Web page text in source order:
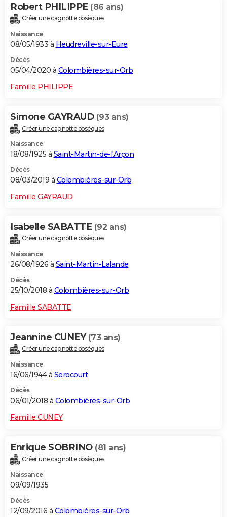
Robert PHILIPPE (86 ans)
Créer une cagnotte obsèques
Naissance
08/05/1933 à Heudreville-sur-Eure
Décès
05/04/2020 à Colombières-sur-Orb
Famille PHILIPPE
Simone GAYRAUD (93 ans)
Créer une cagnotte obsèques
Naissance
18/08/1925 à Saint-Martin-de-l'Arçon
Décès
08/03/2019 à Colombières-sur-Orb
Famille GAYRAUD
Isabelle SABATTE (92 ans)
Créer une cagnotte obsèques
Naissance
26/08/1926 à Saint-Martin-Lalande
Décès
25/10/2018 à Colombières-sur-Orb
Famille SABATTE
Jeannine CUNEY (73 ans)
Créer une cagnotte obsèques
Naissance
16/06/1944 à Serocourt
Décès
06/01/2018 à Colombières-sur-Orb
Famille CUNEY
Enrique SOBRINO (81 ans)
Créer une cagnotte obsèques
Naissance
09/09/1935
Décès
12/09/2016 à Colombières-sur-Orb